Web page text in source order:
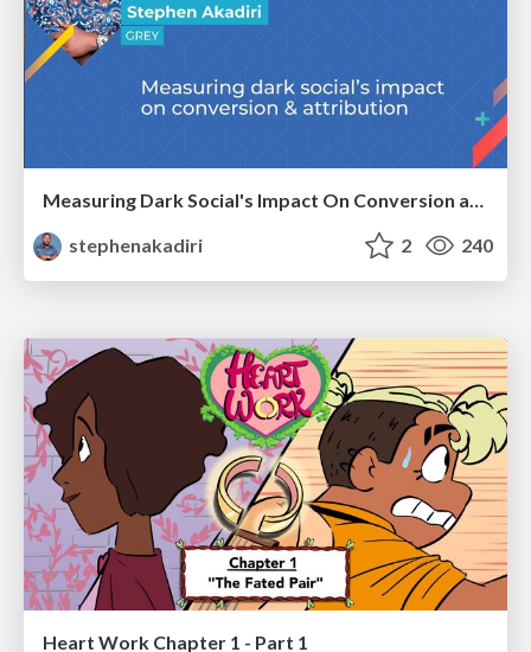
Measuring Dark Social's Impact On Conversion and Attribution
stephenakadiri
2 240
Heart Work Chapter 1 - Part 1